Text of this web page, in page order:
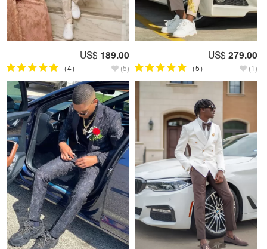
US$ 189.00
（4） (5)
US$ 279.00
（5） (1)